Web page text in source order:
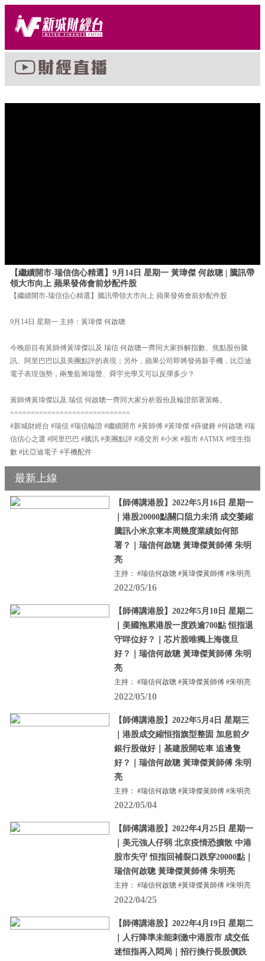
【繼續開市-瑞信信心精選】9月14日 星期一 黃瑋傑 何啟聰 | 騰訊帶
領大市向上 蘋果發佈會前炒配件股
【繼續開市-瑞信信心精選】騰訊帶領大市向上 蘋果發佈會前炒配件股
9月14日 星期一 主持：黃瑋傑 何啟聰
今晚節目有黃師傅黃瑋傑以及 瑞信 何啟聰一齊同大家拆解指數、焦點股份騰
訊、阿里巴巴以及美團點評的表現；另外，蘋果公司即將發佈新手機，比亞迪
電子表現強勢，兩隻藍籌瑞聲、舜宇光學又可以反彈多少？
黃師傅黃瑋傑以及 瑞信 何啟聰一齊同大家分析股份及輪證部署策略。
=============================
#新城財經台 #瑞信 #瑞信輪證 #繼續開市 #黃師傅 #黃瑋傑 #薛健鋒 #何啟聰 #瑞
信信心之選 #阿里巴巴 #騰訊 #美團點評 #港交所 #小米 #股市 #ATMX #恆生指
數 #比亞迪電子 #手機配件
最新上線
【師傅講港股】2022年5月16日 星期一
｜港股20000點關口阻力未消 成交萎縮
騰訊小米京東本周幾度業績如何部
署？｜瑞信何啟聰 黃瑋傑黃師傅 朱明
亮
主持： #瑞信何啟聰 #黃瑋傑黃師傅 #朱明亮
2022/05/16
【師傅講港股】2022年5月10日 星期二
｜美國拖累港股一度跌逾700點 恒指退
守咩位好？｜芯片股唯獨上海復旦
好？｜瑞信何啟聰 黃瑋傑黃師傅 朱明
亮
主持： #瑞信何啟聰 #黃瑋傑黃師傅 #朱明亮
2022/05/10
【師傅講港股】2022年5月4日 星期三
｜港股成交縮恒指旗型整固 加息前夕
銀行股做好｜基建股開咗車 追邊隻
好？｜瑞信何啟聰 黃瑋傑黃師傅 朱明
亮
主持： #瑞信何啟聰 #黃瑋傑黃師傅 #朱明亮
2022/05/04
【師傅講港股】2022年4月25日 星期一
｜美元強人仔弱 北京疫情恐擴散 中港
股市失守 恒指回補裂口跌穿20000點｜
瑞信何啟聰 黃瑋傑黃師傅 朱明亮
主持： #瑞信何啟聰 #黃瑋傑黃師傅 #朱明亮
2022/04/25
【師傅講港股】2022年4月19日 星期二
｜人行降準未能刺激中港股市 成交低
迷恒指再入悶局｜招行換行長股價跌